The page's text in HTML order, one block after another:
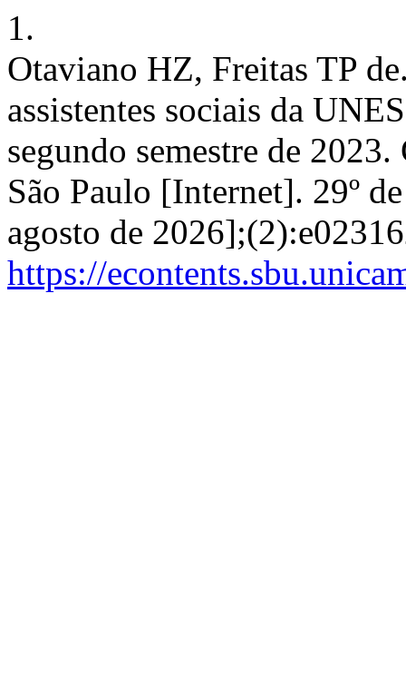
1.
Otaviano HZ, Freitas TP
assistentes sociais da
segundo semestre de
São Paulo [Internet]. 29º
agosto de
https://